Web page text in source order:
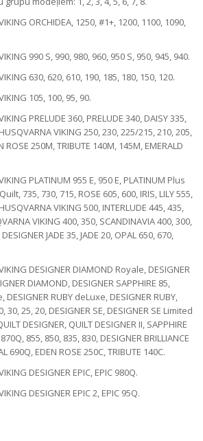
ORCHIDEA, 1250, #1+, 1200, 1100, 1090,
990 S, 990, 980, 960, 950 S, 950, 945, 940.
630, 620, 610, 190, 185, 180, 150, 120.
105, 100, 95, 90.
PRELUDE 360, PRELUDE 340, DAISY 335,
VIKING 250, 230, 225/215, 210, 205,
ROSE 250M, TRIBUTE 140M, 145M, EMERALD
PLATINUM 955 E, 950 E, PLATINUM Plus
735, 730, 715, ROSE 605, 600, IRIS, LILY 555,
VIKING 500, INTERLUDE 445, 435,
VIKING 400, 350, SCANDINAVIA 400, 300,
JADE 35, JADE 20, OPAL 650, 670,
DESIGNER DIAMOND Royale, DESIGNER
DIAMOND, DESIGNER SAPPHIRE 85,
DESIGNER RUBY deLuxe, DESIGNER RUBY,
30, 25, 20, DESIGNER SE, DESIGNER SE Limited
DESIGNER, QUILT DESIGNER II, SAPPHIRE
855, 850, 835, 830, DESIGNER BRILLIANCE
690Q, EDEN ROSE 250C, TRIBUTE 140C.
DESIGNER EPIC, EPIC 980Q.
DESIGNER EPIC 2, EPIC 95Q.